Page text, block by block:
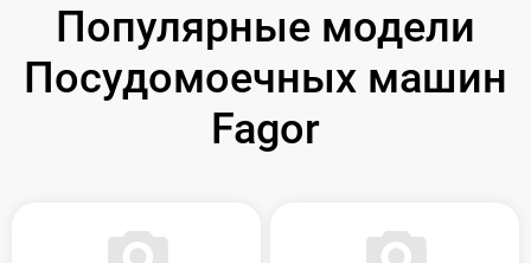
Популярные модели
Посудомоечных машин
Fagor